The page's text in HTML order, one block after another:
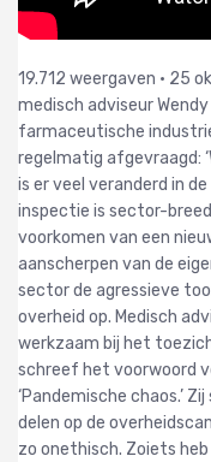
19.712 weergaven • 25
medisch adviseur
farmaceutische
regelmatig afgevraagd:
is er veel veranderd in
inspectie is sector-
voorkomen van een
aanscherpen van de
sector de agressieve
overheid op. Medisch
werkzaam bij het
schreef het voorwoord
‘Pandemische chaos.’
delen op de
zo onethisch. Zoiets